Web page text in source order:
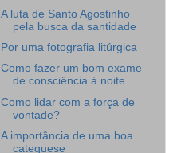
A luta de Santo Agostinho
pela busca da santidade
Por uma fotografia litúrgica
Como fazer um bom exame
de consciência à noite
Como lidar com a força de
vontade?
A importância de uma boa
catequese